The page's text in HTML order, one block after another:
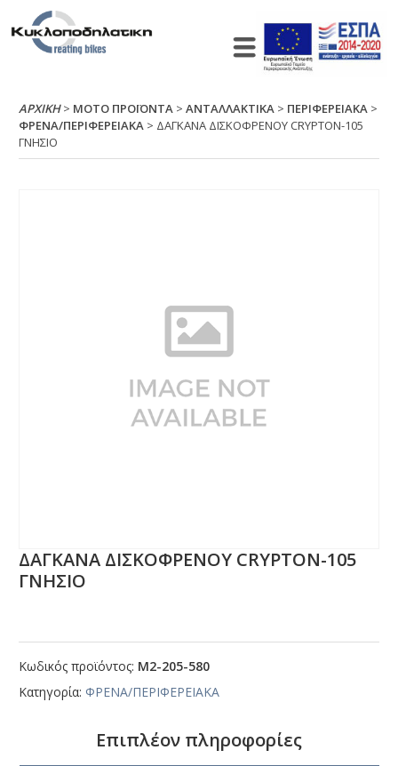
ΑΡΧΙΚΉ> ΜΟΤΟ ΠΡΟΪΟΝΤΑ >ΑΝΤΑΛΛΑΚΤΙΚΑ > ΠΕΡΙΦΕΡΕΙΑΚΑ >
ΦΡΕΝΑ/ΠΕΡΙΦΕΡΕΙΑΚΑ > ΔΑΓΚΑΝΑ ΔΙΣΚΟΦΡΕΝΟΥ CRΥΡΤΟΝ-105
ΓΝΗΣΙΟ
ΔΑΓΚΑΝΑ ΔΙΣΚΟΦΡΕΝΟΥ CRΥΡΤΟΝ-105
ΓΝΗΣΙΟ
Κωδικός προϊόντος: Μ2-205-580
Κατηγορία: ΦΡΕΝΑ/ΠΕΡΙΦΕΡΕΙΑΚΑ
Επιπλέον πληροφορίες